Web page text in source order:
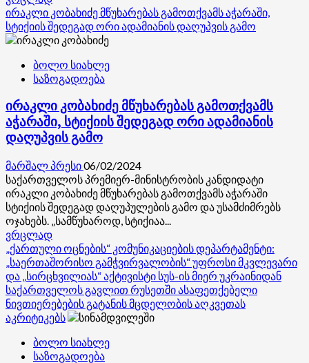
more
about
წესის
აგებაზე
ვიყავი,
18
გოგონა
გარდაიცვალა
კლუბური
ნარკოტიკით
–
მამა
შალვა
კეკელია
კლუბ
“ბასიანზე”
(ვიდეო)
ირაკლი კობახიძე მწუხარებას გამოთქვამს აჭარაში,
სტიქიის შედეგად ორი ადამიანის დაღუპვის გამო
ბოლო სიახლე
საზოგადოება
ირაკლი კობახიძე მწუხარებას გამოთქვამს
აჭარაში, სტიქიის შედეგად ორი ადამიანის
დაღუპვის გამო
მარშალ პრესი06/02/2024
საქართველოს პრემიერ-მინისტრობის კანდიდატი
ირაკლი კობახიძე მწუხარებას გამოთქვამს აჭარაში
სტიქიის შედეგად დაღუპულების გამო და უსამძიმრებს
ოჯახებს. „სამწუხაროდ, სტიქიაა...
ვრცლადRead
more
about
ირაკლი
კობახიძე
მწუხარებას
გამოთქვამს
აჭარაში,
სტიქიის
შედეგად
„ქართული ოცნების“ კომუნიკაციების დეპარტამენტი:
„საერთაშორისო გამჭვირვალობის“ უფროსი მკვლევარი
და „სირცხვილიას“ აქტივისტი სუს-ის მიერ უკრაინიდან
საქართველოს გავლით რუსეთში ასაფეთქებელი
ნივთიერებების გატანის მცდელობის აღკვეთას
აკრიტიკებს
ბოლო სიახლე
საზოგადოება